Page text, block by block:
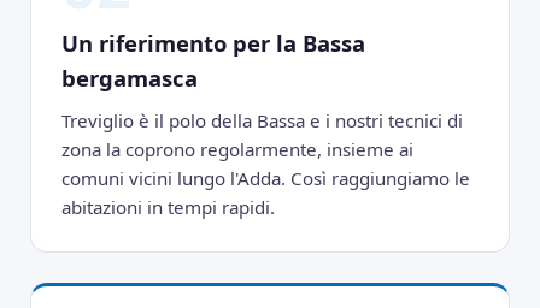
Un riferimento per la Bassa
bergamasca
Treviglio è il polo della Bassa e i nostri tecnici di
zona la coprono regolarmente, insieme ai
comuni vicini lungo l'Adda. Così raggiungiamo le
abitazioni in tempi rapidi.